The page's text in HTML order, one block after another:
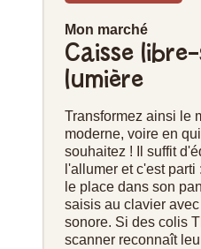
Mon marché
Caisse
lumière
Transformez ainsi le
moderne, voire en
souhaitez ! Il suffit
l'allumer et c'est
le place dans son
saisis au clavier
sonore. Si des colis
scanner reconnaît